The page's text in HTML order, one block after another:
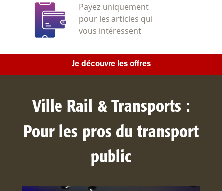
Payez uniquement
pour les articles qui
vous intéressent
Je découvre les offres
Ville Rail & Transports :
Pour les pros du transport
public